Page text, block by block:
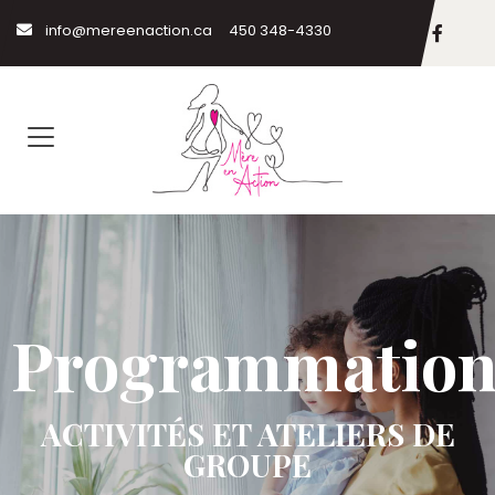
info@mereenaction.ca 450 348-4330
ACTIVITÉS ET ATELIERS DE
GROUPE